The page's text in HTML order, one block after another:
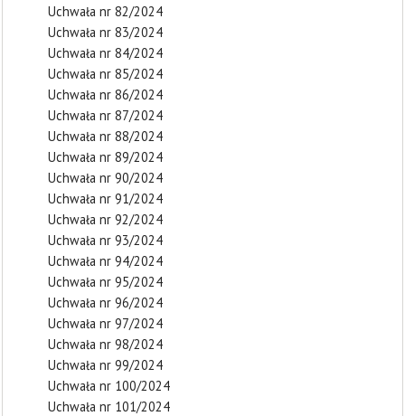
Uchwała nr 82/2024
Uchwała nr 83/2024
Uchwała nr 84/2024
Uchwała nr 85/2024
Uchwała nr 86/2024
Uchwała nr 87/2024
Uchwała nr 88/2024
Uchwała nr 89/2024
Uchwała nr 90/2024
Uchwała nr 91/2024
Uchwała nr 92/2024
Uchwała nr 93/2024
Uchwała nr 94/2024
Uchwała nr 95/2024
Uchwała nr 96/2024
Uchwała nr 97/2024
Uchwała nr 98/2024
Uchwała nr 99/2024
Uchwała nr 100/2024
Uchwała nr 101/2024